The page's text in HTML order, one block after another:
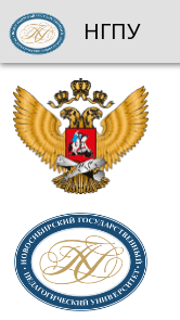
НГПУ